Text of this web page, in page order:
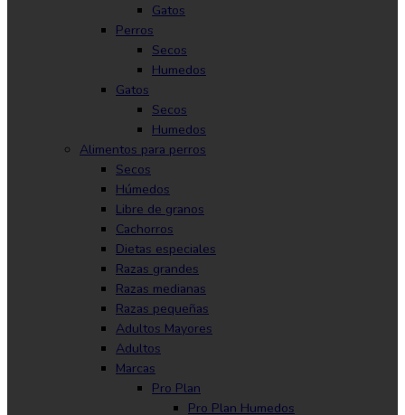
Gatos
Perros
Secos
Humedos
Gatos
Secos
Humedos
Alimentos para perros
Secos
Húmedos
Libre de granos
Cachorros
Dietas especiales
Razas grandes
Razas medianas
Razas pequeñas
Adultos Mayores
Adultos
Marcas
Pro Plan
Pro Plan Humedos